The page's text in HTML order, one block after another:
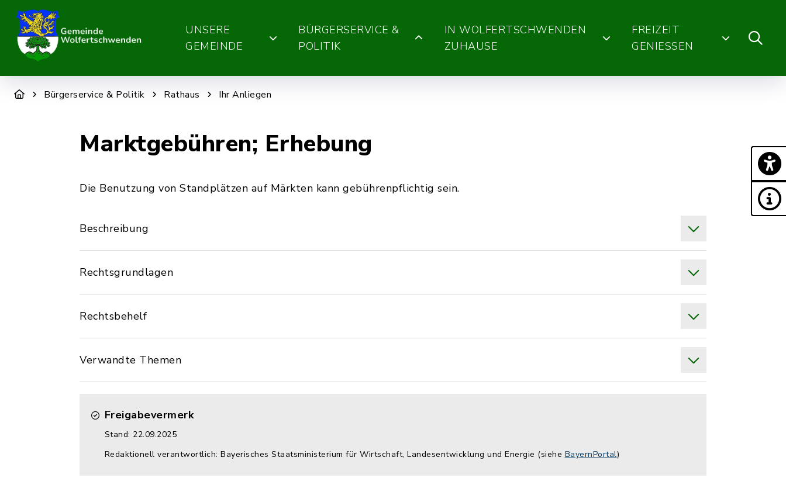
UNSERE
GEMEINDE
BÜRGERSERVICE &
POLITIK
IN WOLFERTSCHWENDEN
ZUHAUSE
FREIZEIT
GENIESSEN
Bürgerservice & Politik Rathaus Ihr Anliegen
Marktgebühren; Erhebung
Die Benutzung von Standplätzen auf Märkten kann gebührenpflichtig sein.
Beschreibung
Rechtsgrundlagen
Rechtsbehelf
Verwandte Themen
Freigabevermerk
Stand: 22.09.2025
Redaktionell verantwortlich: Bayerisches Staatsministerium für Wirtschaft, Landesentwicklung und Energie (siehe BayernPortal)